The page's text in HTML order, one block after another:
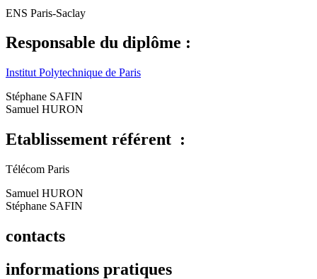
ENS Paris-Saclay
Responsable du diplôme :
Institut Polytechnique de Paris
Stéphane SAFIN
Samuel HURON
Etablissement référent :
Télécom Paris
Samuel HURON
Stéphane SAFIN
contacts
informations pratiques